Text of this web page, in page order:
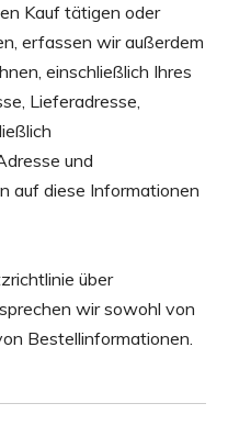
Kauf tätigen oder
erfassen wir außerdem
einschließlich Ihres
Lieferadresse,
und
auf diese Informationen
über
wir sowohl von
Bestellinformationen.